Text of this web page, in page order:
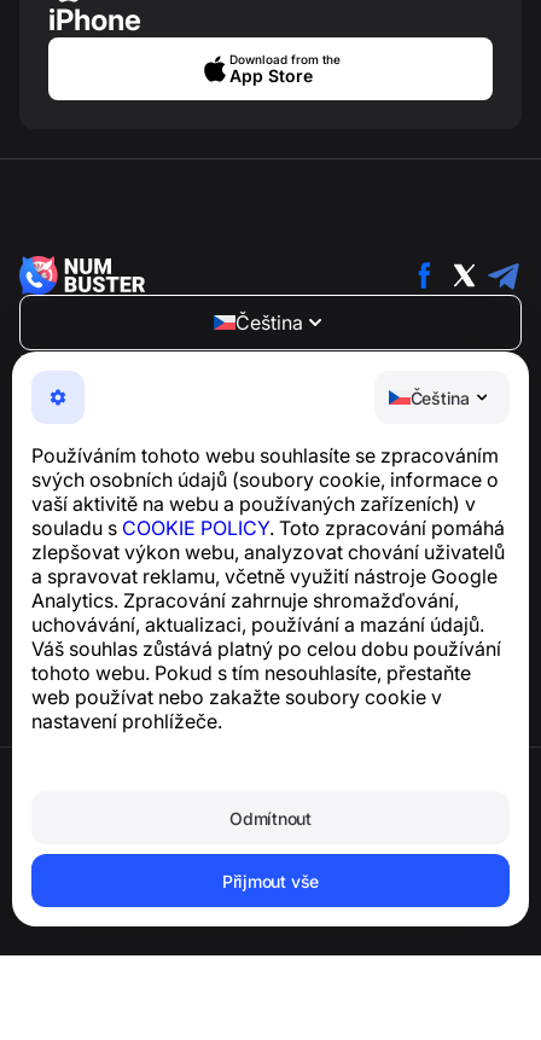
Čeština
Používáním tohoto webu souhlasíte se zpracováním
svých osobních údajů (soubory cookie, informace o
vaší aktivitě na webu a používaných zařízeních) v
souladu s COOKIE POLICY. Toto zpracování pomáhá
zlepšovat výkon webu, analyzovat chování uživatelů
a spravovat reklamu, včetně využití nástroje Google
Analytics. Zpracování zahrnuje shromažďování,
uchovávání, aktualizaci, používání a mazání údajů.
Váš souhlas zůstává platný po celou dobu používání
tohoto webu. Pokud s tím nesouhlasíte, přestaňte
web používat nebo zakažte soubory cookie v
nastavení prohlížeče.
Odmítnout
Přijmout vše
iPhone
Download from the
App Store
Čeština
NumBuster © 2013—2026 ·
Snadno použitelná aplikace, která vás chrání před
telefonními podvody, spamem a nevyžádanými
Pro dotazy týkající se souladu s GDPR:
support@numbuster.com
Centrum nápovědy
Zprávy a články
O projektu
Kontakty
Zásady používání souborů cookie
Smazání účtu a osobních údajů